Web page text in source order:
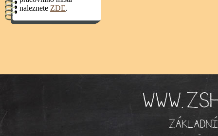
naleznete ZDE.